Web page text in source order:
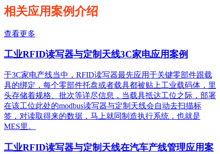
相关应用案例介绍
查看更多
工业RFID读写器与定制天线3C家电应用案例
于3C家电产线当中，RFID读写器最先应用于关键零部件跟载
具的绑定，每个零部件托盘或者载具都被贴上工业载码体，里
头存储着规格、批次等详尽信息，当载具抵达工位之际，部署
在该工位此处的modbus读写器与定制天线会自动去扫描标
签，对读取得来的数据，马上就同制造执行系统，也就是
MES里。
工业RFID读写器与定制天线在汽车产线管理应用案